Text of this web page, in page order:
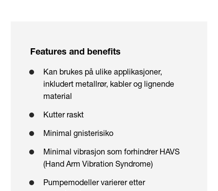
Features and benefits
Kan brukes på ulike applikasjoner,
inkludert metallrør, kabler og lignende
material
Kutter raskt
Minimal gnisterisiko
Minimal vibrasjon som forhindrer HAVS
(Hand Arm Vibration Syndrome)
Pumpemodeller varierer etter